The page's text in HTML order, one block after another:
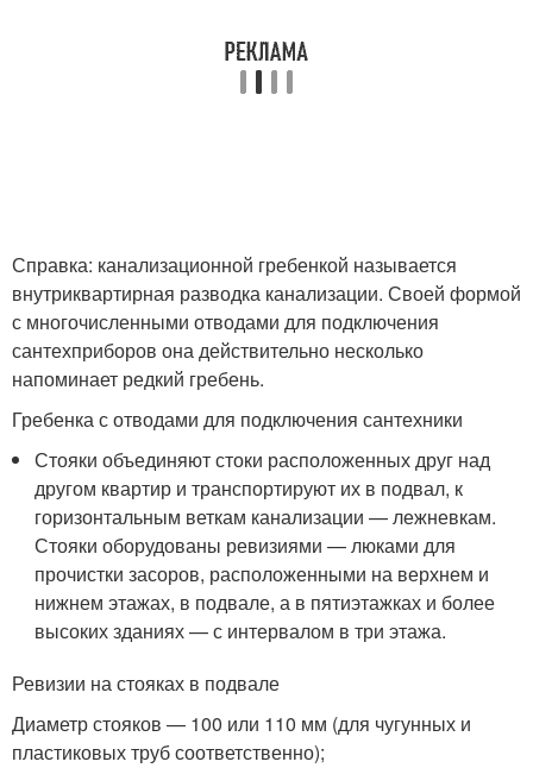
Справка: канализационной гребенкой называется
внутриквартирная разводка канализации. Своей формой
с многочисленными отводами для подключения
сантехприборов она действительно несколько
напоминает редкий гребень.
Гребенка с отводами для подключения сантехники
Стояки объединяют стоки расположенных друг над
другом квартир и транспортируют их в подвал, к
горизонтальным веткам канализации — лежневкам.
Стояки оборудованы ревизиями — люками для
прочистки засоров, расположенными на верхнем и
нижнем этажах, в подвале, а в пятиэтажках и более
высоких зданиях — с интервалом в три этажа.
Ревизии на стояках в подвале
Диаметр стояков — 100 или 110 мм (для чугунных и
пластиковых труб соответственно);